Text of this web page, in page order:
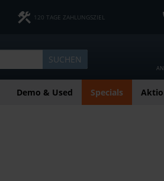
120 TAGE ZAHLUNGSZIEL
SUCHEN
Demo & Used Specials